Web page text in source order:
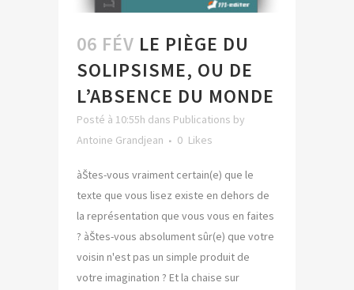
06 FÉV LE PIÈGE DU
SOLIPSISME, OU DE
L’ABSENCE DU MONDE
Posté à 10:55h dans Publications by
Antoine Grandjean
0 Likes
àŠtes-vous vraiment certain(e) que le
texte que vous lisez existe en dehors de
la représentation que vous vous en faites
? àŠtes-vous absolument sûr(e) que votre
voisin n'est pas un simple produit de
votre imagination ? Et la chaise sur